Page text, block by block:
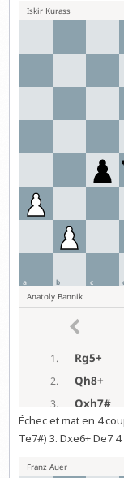
Échec et mat en 4
Te7#) 3. Dxe6+ De7